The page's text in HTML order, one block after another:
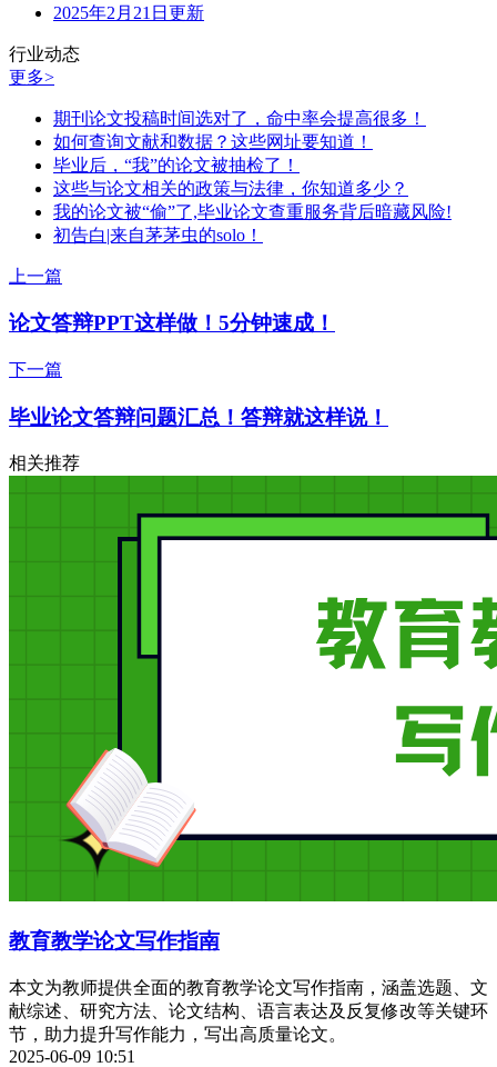
2025年2月21日更新
行业动态
更多>
期刊论文投稿时间选对了，命中率会提高很多！
如何查询文献和数据？这些网址要知道！
毕业后，“我”的论文被抽检了！
这些与论文相关的政策与法律，你知道多少？
我的论文被“偷”了,毕业论文查重服务背后暗藏风险!
初告白|来自茅茅虫的solo！
上一篇
论文答辩PPT这样做！5分钟速成！
下一篇
毕业论文答辩问题汇总！答辩就这样说！
相关推荐
教育教学论文写作指南
本文为教师提供全面的教育教学论文写作指南，涵盖选题、文
献综述、研究方法、论文结构、语言表达及反复修改等关键环
节，助力提升写作能力，写出高质量论文。
2025-06-09 10:51